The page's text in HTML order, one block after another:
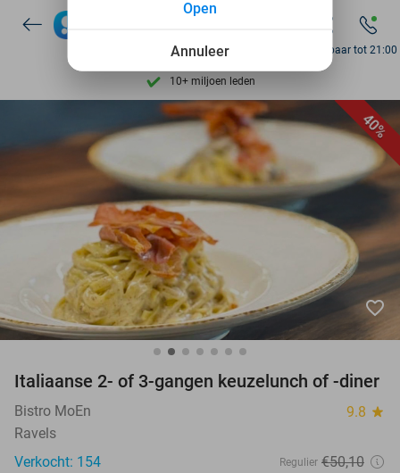
7 dagen per week beschikbaar
10+ miljoen leden
9,4 op basis van
Ontdek 15.000+ deals
7 dagen per week beschikbaar
10+ miljoen leden
Bereikbaar tot 21:00
40%
favorite_border
Italiaanse 2- of 3-gangen keuzelunch of -diner
Bistro MoEn 9.8 star
Ravels
Verkocht: 154
Regulier €50,10
Annuleer
Open